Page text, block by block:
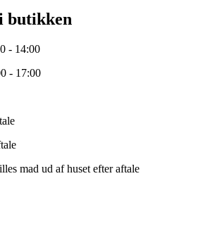
butikken
- 14:00
- 17:00
mad ud af huset efter aftale